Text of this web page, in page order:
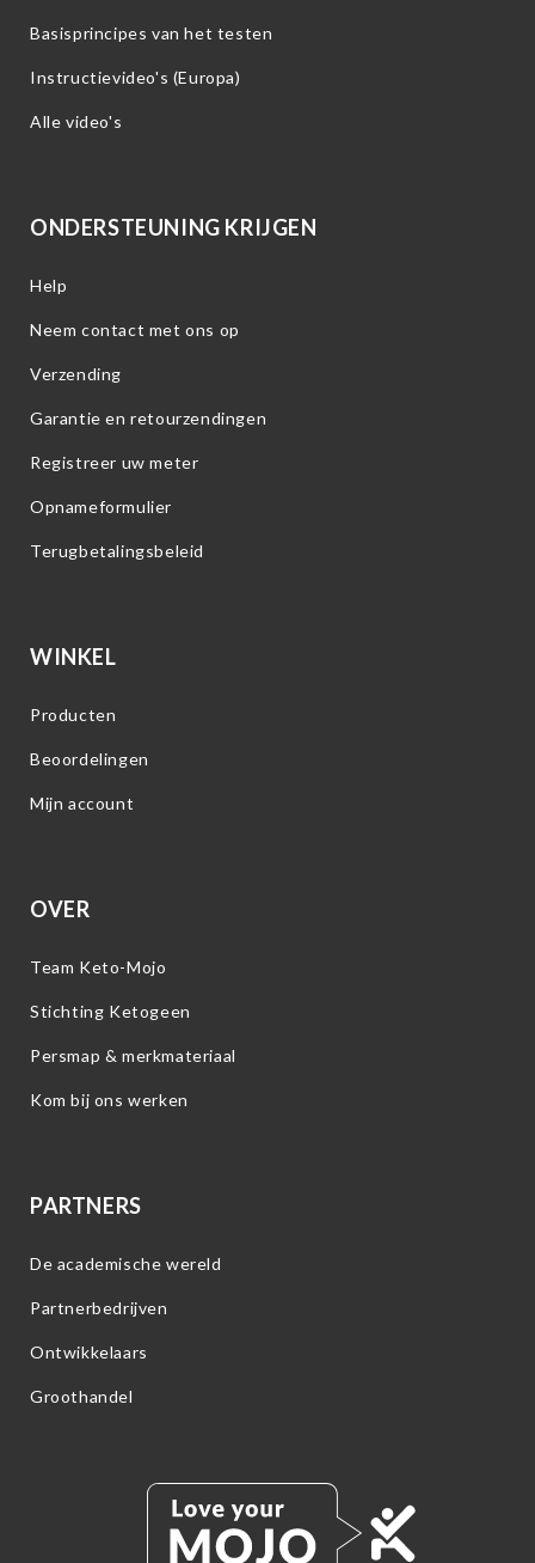
Basisprincipes van het testen
Instructievideo's (Europa)
Alle video's
ONDERSTEUNING KRIJGEN
Help
Neem contact met ons op
Verzending
Garantie en retourzendingen
Registreer uw meter
Opnameformulier
Terugbetalingsbeleid
WINKEL
Producten
Beoordelingen
Mijn account
OVER
Team Keto-Mojo
Stichting Ketogeen
Persmap & merkmateriaal
Kom bij ons werken
PARTNERS
De academische wereld
Partnerbedrijven
Ontwikkelaars
Groothandel